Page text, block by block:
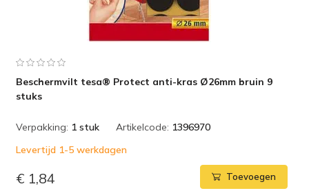
Beschermvilt tesa® Protect anti-kras Ø26mm bruin 9
stuks
Verpakking: 1 stuk Artikelcode: 1396970
Levertijd 1-5 werkdagen
€ 1,84 Toevoegen